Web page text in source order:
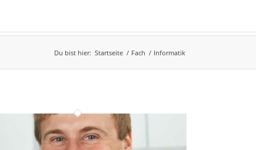
Du bist hier: Startseite / Fach / Informatik